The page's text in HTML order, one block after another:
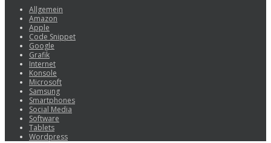
Allgemein
Amazon
Apple
Code Snippet
Google
Grafik
Internet
Konsole
Microsoft
Samsung
Smartphones
Social Media
Software
Tablets
Wordpress